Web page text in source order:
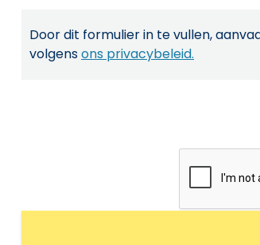
Door dit formulier in te vullen,
volgensons privacybeleid.